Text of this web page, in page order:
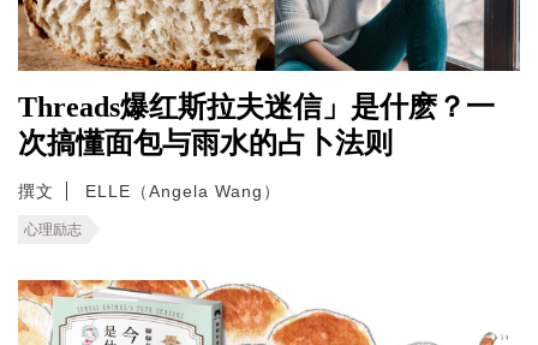
Threads爆红斯拉夫迷信」是什麽？一
次搞懂面包与雨水的占卜法则
撰文 ELLE（Angela Wang）
心理励志